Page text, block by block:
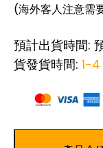
(海外客人注意需
預計出貨時間:
貨發貨時間: 1-4